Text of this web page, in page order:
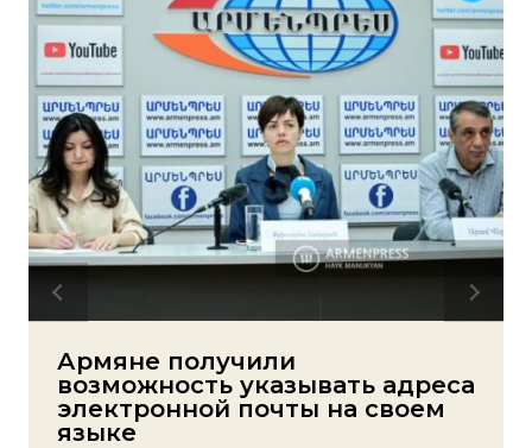
Армяне получили
возможность указывать адреса
электронной почты на своем
языке